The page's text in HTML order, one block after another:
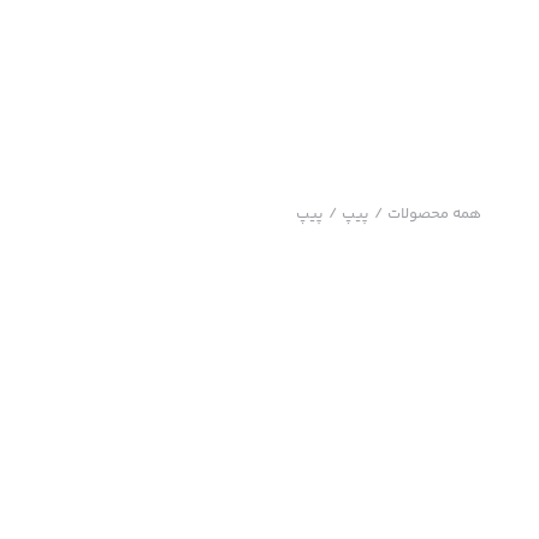
همه محصولات / پیپ / پیپ